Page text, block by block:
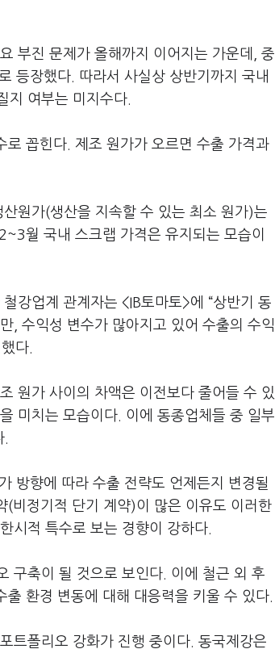
부진 문제가 올해까지 이어지는 가운데, 중
등장했다. 따라서 사실상 상반기까지 국내
지 여부는 미지수다.
꼽힌다. 제조 원가가 오르면 수출 가격과
원가(생산을 지속할 수 있는 최소 원가)는
월 국내 스크랩 가격은 유지되는 모습이
강업계 관계자는 <IB토마토>에 “상반기 동
, 수익성 변수가 많아지고 있어 수출의 수익
다.
원가 사이의 차액은 이전보다 줄어들 수 있
미치는 모습이다. 이에 동종업체들 중 일부
방향에 따라 수출 전략도 언제든지 변경될
비정기적 단기 계약)이 많은 이유도 이러한
시적 특수로 보는 경향이 강하다.
구축이 될 것으로 보인다. 이에 철근 외 후
환경 변동에 대해 대응력을 키울 수 있다.
트폴리오 강화가 진행 중이다. 동국제강은